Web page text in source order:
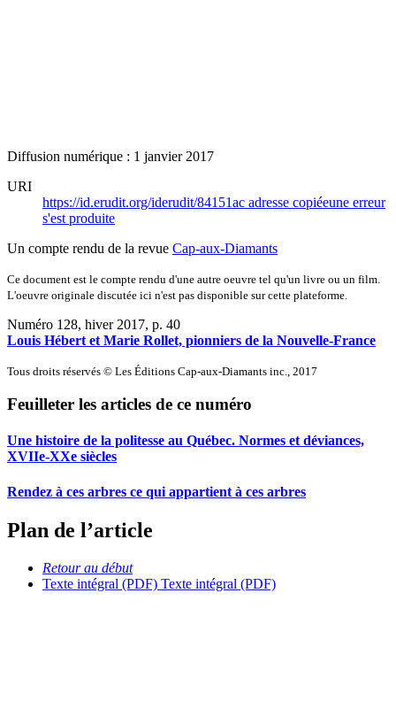
Diffusion numérique : 1 janvier 2017
URI
https://id.erudit.org/iderudit/84151ac adresse copiéeune erreur
s'est produite
Un compte rendu de la revue Cap-aux-Diamants
Ce document est le compte rendu d'une autre oeuvre tel qu'un livre ou un film.
L'oeuvre originale discutée ici n'est pas disponible sur cette plateforme.
Numéro 128, hiver 2017, p. 40
Louis Hébert et Marie Rollet, pionniers de la Nouvelle-France
Tous droits réservés © Les Éditions Cap-aux-Diamants inc., 2017
Feuilleter les articles de ce numéro
Une histoire de la politesse au Québec. Normes et déviances,
XVIIe-XXe siècles
Rendez à ces arbres ce qui appartient à ces arbres
Plan de l’article
Retour au début
Texte intégral (PDF) Texte intégral (PDF)